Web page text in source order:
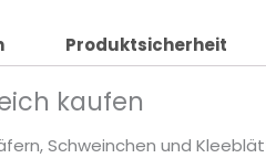
Produktsicherheit
kaufen
Schweinchen und